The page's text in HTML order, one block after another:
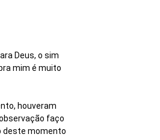
Deus, o sim
mim é muito
houveram
faço
deste momento